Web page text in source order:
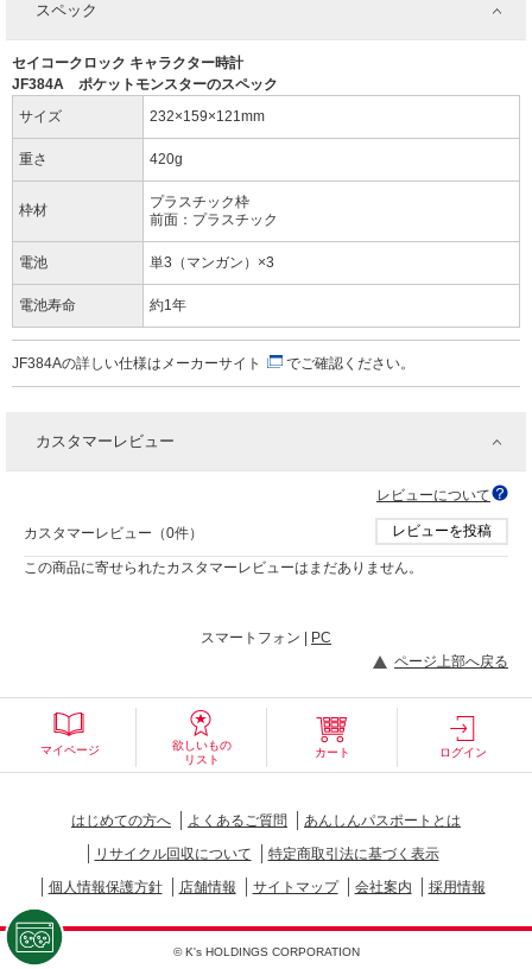
スペック
セイコークロック キャラクター時計
JF384A ポケットモンスターのスペック
サイズ
232×159×121mm
重さ 420g
枠材
プラスチック枠
前面：プラスチック
電池 単3（マンガン）×3
電池寿命 約1年
JF384Aの詳しい仕様は メーカーサイト でご確認ください。
カスタマーレビュー
レビューについて
カスタマーレビュー（0件） レビューを投稿
この商品に寄せられたカスタマーレビューはまだありません。
スマートフォン |
PC
ページ上部へ戻る
マイページ
欲しいもの
リスト
カート ログイン
はじめての方へ よくあるご質問
あんしんパスポートとは
リサイクル回収について
特定商取引法に基づく表示
個人情報保護方針
店舗情報 サイトマップ 会社案内 採用情報
© K's HOLDINGS CORPORATION